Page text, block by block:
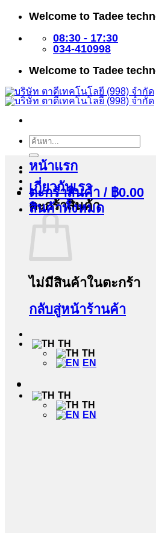
ข้าม
เนื้อหา
Welcome to Tadee
08:30 - 17:30
034-410998
Welcome to Tadee
ค้นหา:
ตะกร้าสินค้า / ฿0.00
ตะกร้าสินค้า
ไม่มีสินค้าในตะกร้า
กลับสู่หน้าร้านค้า
TH
TH
EN
TH
TH
EN
หน้าแรก
เกี่ยวกับเรา
สินค้าทั้งหมด